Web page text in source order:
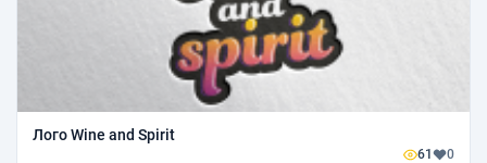
Лого Wine and Spirit
61 0